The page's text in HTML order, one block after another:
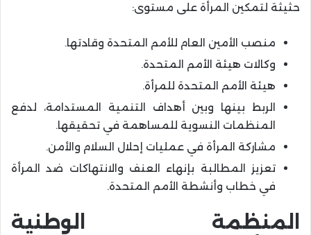
حثيثة لتمكين المرأة على مستوى:
منصب الأمين العام للأمم المتحدة وقادتها.
وكالات هيئة الأمم المتحدة.
هيئة الأمم المتحدة للمرأة.
الربط بينها وبين أهداف التنمية المستدامة، لدفع
المنظمات النسوية للمساهمة في تحقيقها.
مشاركة المرأة في عمليات إحلال السلام والأمن.
تعزيز المطالبة بإنهاء العنف والانتهاكات ضد المرأة
في خطاب وأنشطة الأمم المتحدة.
المنظمة الوطنية